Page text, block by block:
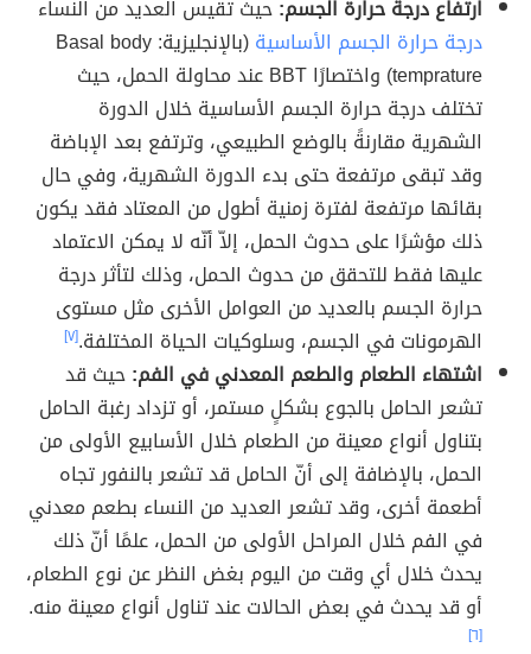
ارتفاع درجة حرارة الجسم:حيث تقيس العديد من النساء
درجة حرارة الجسم الأساسية
(بالإنجليزية: Basal body
temprature) واختصارًا BBT عند محاولة الحمل، حيث
تختلف درجة حرارة الجسم الأساسية خلال الدورة
الشهرية مقارنةً بالوضع الطبيعي، وترتفع بعد الإباضة
وقد تبقى مرتفعة حتى بدء الدورة الشهرية، وفي حال
بقائها مرتفعة لفترة زمنية أطول من المعتاد فقد يكون
ذلك مؤشرًا على حدوث الحمل، إلاّ أنّه لا يمكن الاعتماد
عليها فقط للتحقق من حدوث الحمل، وذلك لتأثر درجة
حرارة الجسم بالعديد من العوامل الأخرى مثل مستوى
الهرمونات في الجسم، وسلوكيات الحياة المختلفة.[٧]
اشتهاء الطعام والطعم المعدني في الفم:حيث قد
تشعر الحامل بالجوع بشكلٍ مستمر، أو تزداد رغبة الحامل
بتناول أنواع معينة من الطعام خلال الأسابيع الأولى من
الحمل، بالإضافة إلى أنّ الحامل قد تشعر بالنفور تجاه
أطعمة أخرى، وقد تشعر العديد من النساء بطعم معدني
في الفم خلال المراحل الأولى من الحمل، علمًا أنّ ذلك
يحدث خلال أي وقت من اليوم بغض النظر عن نوع الطعام،
أو قد يحدث في بعض الحالات عند تناول أنواع معينة منه.
[٦]